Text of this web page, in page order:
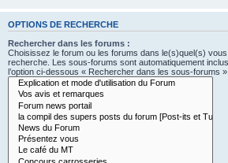
OPTIONS DE RECHERCHE
Rechercher dans les forums :
Choisissez le forum ou les forums dans le(s)quel(s)
recherche. Les sous-forums sont automatiquement
l’option ci-dessous « Rechercher dans les sous-forums ».